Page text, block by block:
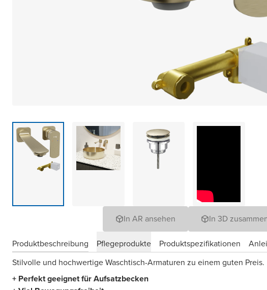
In AR ansehen In 3D
Produktbeschreibung Pflegeprodukte Produktspezifikationen
Stilvolle und hochwertige Waschtisch-Armaturen zu einem guten Preis.
+ Perfekt geeignet für Aufsatzbecken